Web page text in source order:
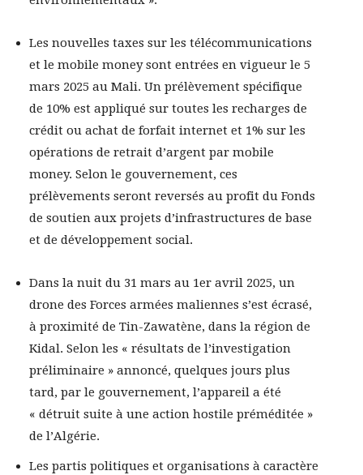
Les nouvelles taxes sur les télécommunications
et le mobile money sont entrées en vigueur le 5
mars 2025 au Mali. Un prélèvement spécifique
de 10% est appliqué sur toutes les recharges de
crédit ou achat de forfait internet et 1% sur les
opérations de retrait d’argent par mobile
money. Selon le gouvernement, ces
prélèvements seront reversés au profit du Fonds
de soutien aux projets d’infrastructures de base
et de développement social.
Dans la nuit du 31 mars au 1er avril 2025, un
drone des Forces armées maliennes s’est écrasé,
à proximité de Tin-Zawatène, dans la région de
Kidal. Selon les « résultats de l’investigation
préliminaire » annoncé, quelques jours plus
tard, par le gouvernement, l’appareil a été
« détruit suite à une action hostile préméditée »
de l’Algérie.
Les partis politiques et organisations à caractère